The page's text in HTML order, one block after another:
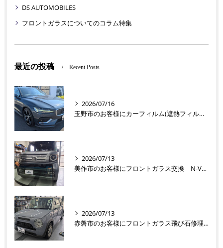
DS AUTOMOBILES
フロントガラスについてのコラム特集
最近の投稿 Recent Posts
2026/07/16
玉野市のお客様にカーフィルム(遮熱フィルム) V60【nexus株式会社】
2026/07/13
美作市のお客様にフロントガラス交換 N-VAN【nexus株式会社】
2026/07/13
赤磐市のお客様にフロントガラス飛び石修理 ラパン【nexus株式会社】